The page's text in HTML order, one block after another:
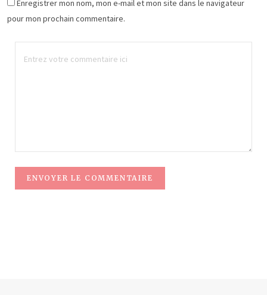
Enregistrer mon nom, mon e-mail et mon site dans le navigateur
pour mon prochain commentaire.